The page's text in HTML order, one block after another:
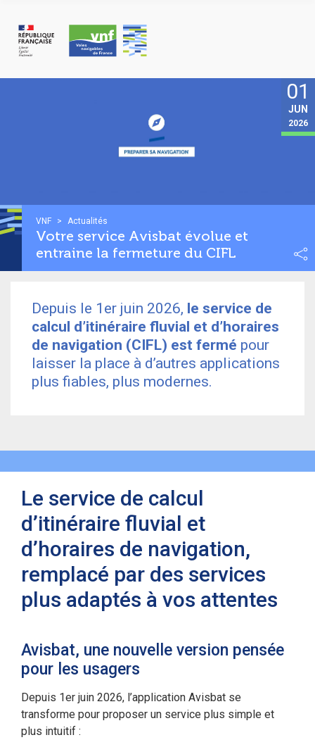
01
JUN
2026
VNF > Actualités
Votre service Avisbat évolue et
entraine la fermeture du CIFL
Depuis le 1er juin 2026, le service de
calcul d’itinéraire fluvial et d’horaires
de navigation (CIFL) est fermé pour
laisser la place à d’autres applications
plus fiables, plus modernes.
Le service de calcul
d’itinéraire fluvial et
d’horaires de navigation,
remplacé par des services
plus adaptés à vos attentes
Avisbat, une nouvelle version pensée
pour les usagers
Depuis 1er juin 2026, l’application Avisbat se
transforme pour proposer un service plus simple et
plus intuitif :